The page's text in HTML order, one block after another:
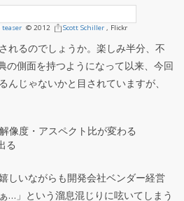
teaser © 2012 Scott Schiller , Flickr
れるのでしょうか。楽しみ半分、不
の側面を持つようになって以来、今回
んじゃないかと目されていますが、
像度・アスペクト比が変わる
る
しいながらも開発会社ベンダー経営
…」という溜息混じりに呟いてしまう